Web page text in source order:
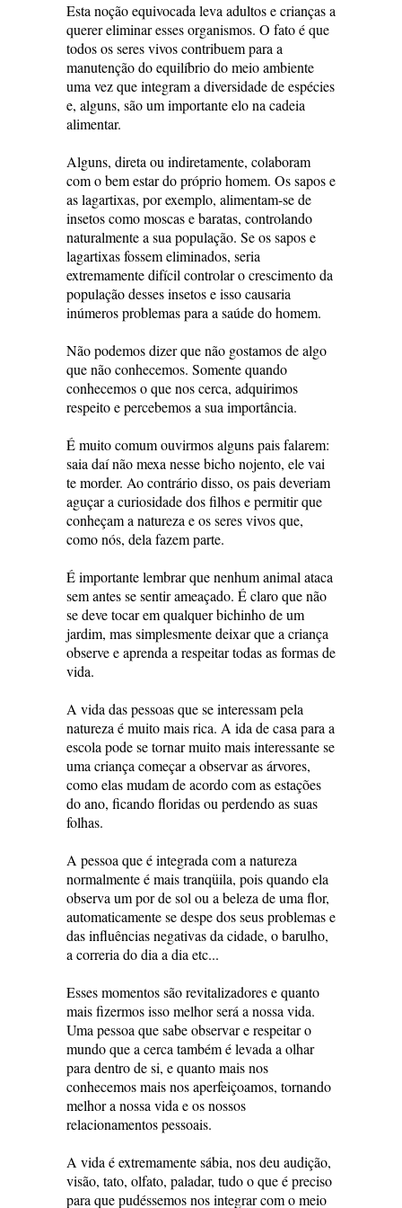
Esta noção equivocada leva adultos e crianças a
querer eliminar esses organismos. O fato é que
todos os seres vivos contribuem para a
manutenção do equilíbrio do meio ambiente
uma vez que integram a diversidade de espécies
e, alguns, são um importante elo na cadeia
alimentar.
Alguns, direta ou indiretamente, colaboram
com o bem estar do próprio homem. Os sapos e
as lagartixas, por exemplo, alimentam-se de
insetos como moscas e baratas, controlando
naturalmente a sua população. Se os sapos e
lagartixas fossem eliminados, seria
extremamente difícil controlar o crescimento da
população desses insetos e isso causaria
inúmeros problemas para a saúde do homem.
Não podemos dizer que não gostamos de algo
que não conhecemos. Somente quando
conhecemos o que nos cerca, adquirimos
respeito e percebemos a sua importância.
É muito comum ouvirmos alguns pais falarem:
saia daí não mexa nesse bicho nojento, ele vai
te morder. Ao contrário disso, os pais deveriam
aguçar a curiosidade dos filhos e permitir que
conheçam a natureza e os seres vivos que,
como nós, dela fazem parte.
É importante lembrar que nenhum animal ataca
sem antes se sentir ameaçado. É claro que não
se deve tocar em qualquer bichinho de um
jardim, mas simplesmente deixar que a criança
observe e aprenda a respeitar todas as formas de
vida.
A vida das pessoas que se interessam pela
natureza é muito mais rica. A ida de casa para a
escola pode se tornar muito mais interessante se
uma criança começar a observar as árvores,
como elas mudam de acordo com as estações
do ano, ficando floridas ou perdendo as suas
folhas.
A pessoa que é integrada com a natureza
normalmente é mais tranqüila, pois quando ela
observa um por de sol ou a beleza de uma flor,
automaticamente se despe dos seus problemas e
das influências negativas da cidade, o barulho,
a correria do dia a dia etc...
Esses momentos são revitalizadores e quanto
mais fizermos isso melhor será a nossa vida.
Uma pessoa que sabe observar e respeitar o
mundo que a cerca também é levada a olhar
para dentro de si, e quanto mais nos
conhecemos mais nos aperfeiçoamos, tornando
melhor a nossa vida e os nossos
relacionamentos pessoais.
A vida é extremamente sábia, nos deu audição,
visão, tato, olfato, paladar, tudo o que é preciso
para que pudéssemos nos integrar com o meio